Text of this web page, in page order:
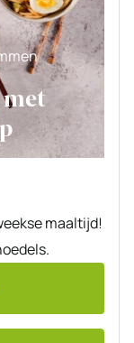
maaltijd!